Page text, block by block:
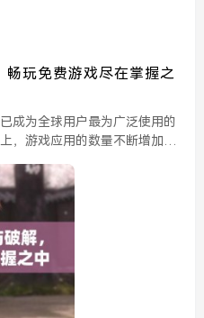
畅玩免费游戏尽在掌握之
成为全球用户最为广泛使用的
，游戏应用的数量不断增加，
下载和应用内购买的问题。